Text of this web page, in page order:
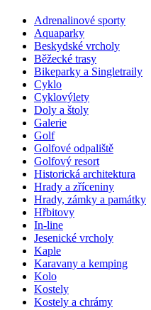
Adrenalinové sporty
Aquaparky
Beskydské vrcholy
Běžecké trasy
Bikeparky a Singletraily
Cyklo
Cyklovýlety
Doly a štoly
Galerie
Golf
Golfové odpaliště
Golfový resort
Historická architektura
Hrady a zříceniny
Hrady, zámky a památky
Hřbitovy
In-line
Jesenické vrcholy
Kaple
Karavany a kemping
Kolo
Kostely
Kostely a chrámy